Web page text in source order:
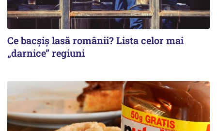
Ce bacșiș lasă românii? Lista celor mai
„darnice” regiuni